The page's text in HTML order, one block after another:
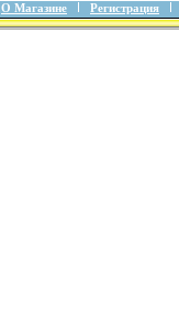
О Магазине Регистрация